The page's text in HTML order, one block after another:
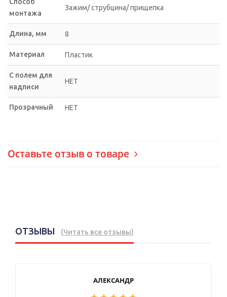
монтажа
Зажим/ струбцина/ прищепка
Длина, мм 8
Материал Пластик
С полем для
надписи
НЕТ
Прозрачный НЕТ
Оставьте отзыв о товаре
ОТЗЫВЫ (Читать все отзывы)
АЛЕКСАНДР